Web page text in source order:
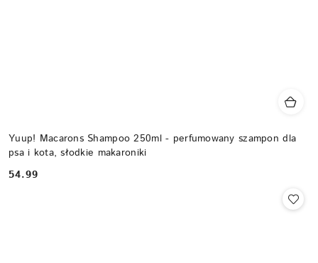
Yuup! Macarons Shampoo 250ml - perfumowany szampon dla
psa i kota, słodkie makaroniki
Cena:
54.99